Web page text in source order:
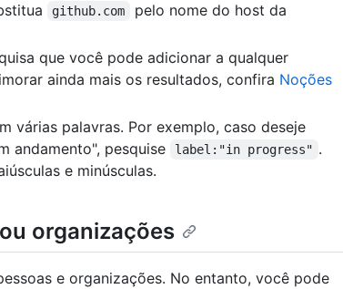
github.com
pelo nome do host da
que você pode adicionar a qualquer
ainda mais os resultados, confira Noções
várias palavras. Por exemplo, caso deseje
andamento", pesquise
label:"in progress" .
e minúsculas.
organizações
e organizações. No entanto, você pode